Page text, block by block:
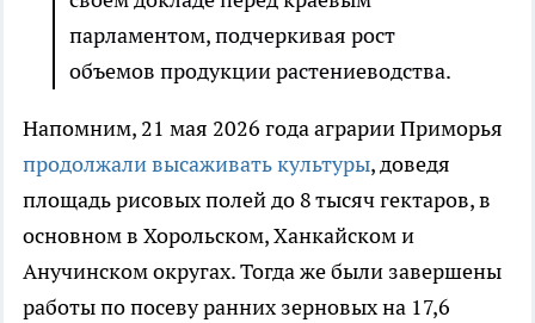
парламентом, подчеркивая рост
объемов продукции растениеводства.
Напомним, 21 мая 2026 года аграрии Приморья
продолжали высаживать культуры, доведя
площадь рисовых полей до 8 тысяч гектаров, в
основном в Хорольском, Ханкайском и
Анучинском округах. Тогда же были завершены
работы по посеву ранних зерновых на 17,6